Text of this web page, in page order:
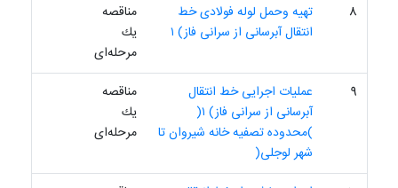
8
تهیه وحمل لوله فولادی خط
انتقال آبرسانی از سرانی فاز) ١
مناقصه
یك
مرحله‌ای
9
عملیات اجرایی خط انتقال
آبرسانی از سرانی فاز) ١(
)محدوده تصفیه خانه شیروان تا
شهر لوجلی(
مناقصه
یك
مرحله‌ای